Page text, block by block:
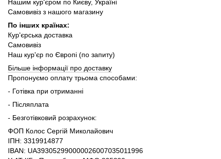
Нашим кур'єром по Києву, Україні
Самовивіз з нашого магазину
По інших країнах:
Кур'єрська доставка
Самовивіз
Наш кур'єр по Європі (по запиту)
Більше інформації про доставку
Пропонуємо оплату трьома способами:
- Готівка при отриманні
- Післяплата
- Безготівковий розрахунок:
ФОП Колос Сергій Миколайович
ІПН: 3319914877
IBAN: UA393052990000026007035011996